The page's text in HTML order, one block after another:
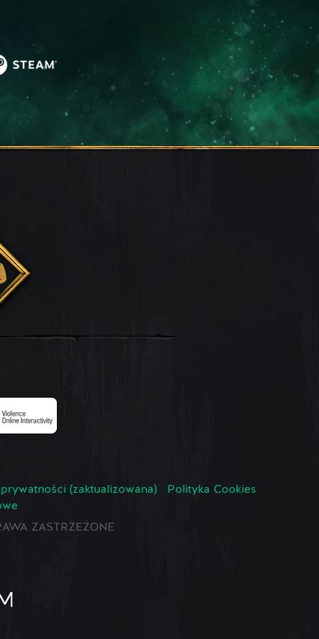
(zaktualizowana)
Polityka Cookies
ZASTRZEŻONE